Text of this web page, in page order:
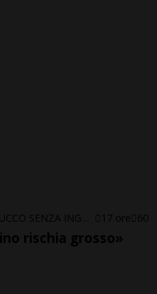
17 ore 60
rischia grosso»